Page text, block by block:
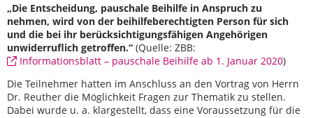
„Die Entscheidung, pauschale Beihilfe in Anspruch zu
nehmen, wird von der beihilfeberechtigten Person für sich
und die bei ihr berücksichtigungsfähigen Angehörigen
unwiderruflich getroffen.“ (Quelle: ZBB:
Informationsblatt – pauschale Beihilfe ab 1. Januar 2020)
Die Teilnehmer hatten im Anschluss an den Vortrag von Herrn
Dr. Reuther die Möglichkeit Fragen zur Thematik zu stellen.
Dabei wurde u. a. klargestellt, dass eine Voraussetzung für die